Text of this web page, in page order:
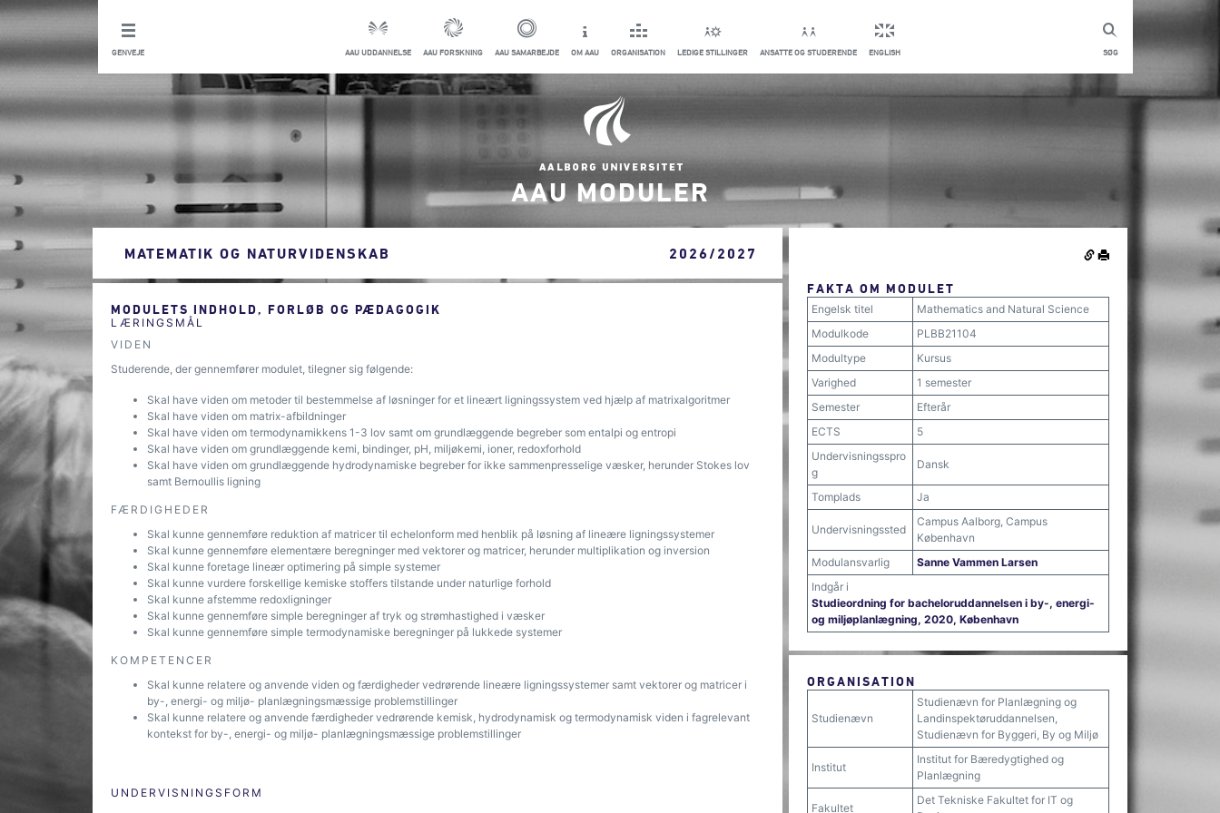
SØG
GENVEJE AAU UDDANNELSE AAU FORSKNING AAU SAMARBEJDE OM AAU ORGANISATION LEDIGE STILLINGER ANSATTE OG STUDERENDE ENGLISH
AAU MODULER
MATEMATIK OG NATURVIDENSKAB 2026/2027
MODULETS INDHOLD, FORLØB OG PÆDAGOGIK
LÆRINGSMÅL
VIDEN
Studerende, der gennemfører modulet, tilegner sig følgende:
Skal have viden om metoder til bestemmelse af løsninger for et lineært ligningssystem ved hjælp af matrixalgoritmer
Skal have viden om matrix-afbildninger
Skal have viden om termodynamikkens 1-3 lov samt om grundlæggende begreber som entalpi og entropi
Skal have viden om grundlæggende kemi, bindinger, pH, miljøkemi, ioner, redoxforhold
Skal have viden om grundlæggende hydrodynamiske begreber for ikke sammenpresselige væsker, herunder Stokes lov
samt Bernoullis ligning
FÆRDIGHEDER
Skal kunne gennemføre reduktion af matricer til echelonform med henblik på løsning af lineære ligningssystemer
Skal kunne gennemføre elementære beregninger med vektorer og matricer, herunder multiplikation og inversion
Skal kunne foretage lineær optimering på simple systemer
Skal kunne vurdere forskellige kemiske stoffers tilstande under naturlige forhold
Skal kunne afstemme redoxligninger
Skal kunne gennemføre simple beregninger af tryk og strømhastighed i væsker
Skal kunne gennemføre simple termodynamiske beregninger på lukkede systemer
KOMPETENCER
Skal kunne relatere og anvende viden og færdigheder vedrørende lineære ligningssystemer samt vektorer og matricer i
by-, energi- og miljø- planlægningsmæssige problemstillinger
Skal kunne relatere og anvende færdigheder vedrørende kemisk, hydrodynamisk og termodynamisk viden i fagrelevant
kontekst for by-, energi- og miljø- planlægningsmæssige problemstillinger
UNDERVISNINGSFORM
FAKTA OM MODULET
Engelsk titel
Mathematics and Natural Science
Modulkode
PLBB21104
Modultype
Kursus
Varighed
1 semester
Semester
Efterår
ECTS
5
Undervisningsspro
g
Dansk
Tomplads Ja
Undervisningssted
Campus Aalborg, Campus
København
Modulansvarlig
Sanne Vammen Larsen
Indgår i
Studieordning for bacheloruddannelsen i by-, energi-
og miljøplanlægning, 2020, København
ORGANISATION
Studienævn
Studienævn for Planlægning og
Landinspektøruddannelsen,
Studienævn for Byggeri, By og Miljø
Institut
Institut for Bæredygtighed og
Planlægning
Fakultet
Det Tekniske Fakultet for IT og